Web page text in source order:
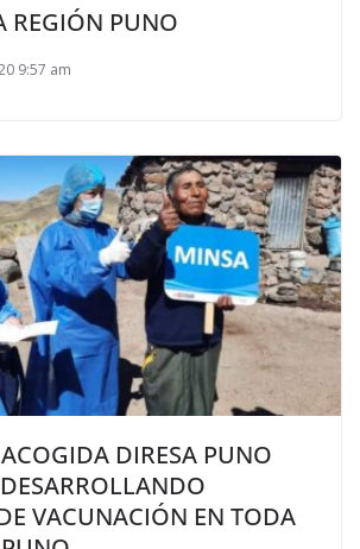
REGIÓN PUNO
9:57 am
DIRESA PUNO
VACUNACIÓN EN TODA